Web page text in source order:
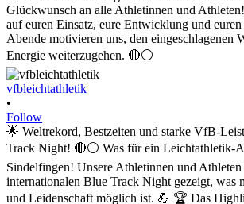
vfbleichtathletik
•
Follow
🌟 Weltrekord, Bestzeiten und starke VfB-
Track Night! 🔴⚪ Was für ein Leichtathletik-
Sindelfingen! Unsere Athletinnen und Athleten
internationalen Blue Track Night gezeigt, was
und Leidenschaft möglich ist. 💪 🏆 Das